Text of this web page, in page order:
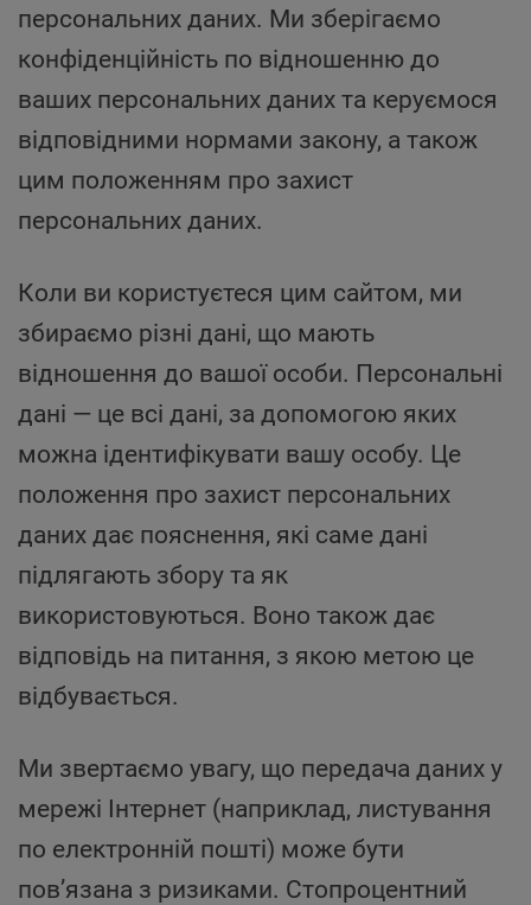
персональних даних. Ми зберігаємо
конфіденційність по відношенню до
ваших персональних даних та керуємося
відповідними нормами закону, а також
цим положенням про захист
персональних даних.
Коли ви користуєтеся цим сайтом, ми
збираємо різні дані, що мають
відношення до вашої особи. Персональні
дані — це всі дані, за допомогою яких
можна ідентифікувати вашу особу. Це
положення про захист персональних
даних дає пояснення, які саме дані
підлягають збору та як
використовуються. Воно також дає
відповідь на питання, з якою метою це
відбувається.
Ми звертаємо увагу, що передача даних у
мережі Інтернет (наприклад, листування
по електронній пошті) може бути
пов’язана з ризиками. Стопроцентний